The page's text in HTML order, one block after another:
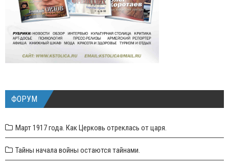
ФОРУМ
Март 1917 года. Как Церковь отреклась от царя.
Тайны начала войны остаются тайнами.